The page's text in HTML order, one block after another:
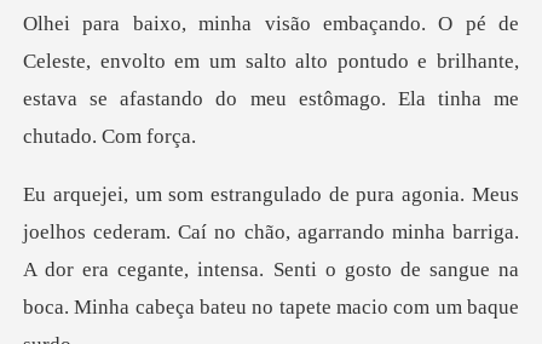
Olhei para baixo, minha visão embaçando. O pé de
Celeste, env
no chão, agarrando minha barriga.
A dor era cegante, intensa. Senti o gos